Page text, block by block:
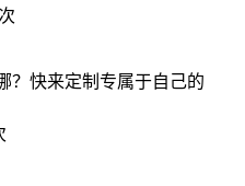
？快来定制专属于自己的